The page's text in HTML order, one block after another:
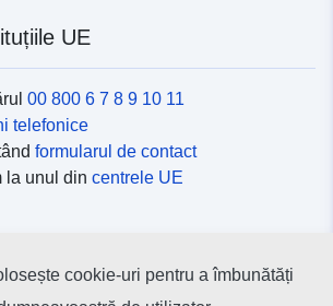
UE
00 800 6 7 8 9 10 11
telefonice
formularul de contact
la unul din centrele UE
cookie-uri pentru a îmbunătăți